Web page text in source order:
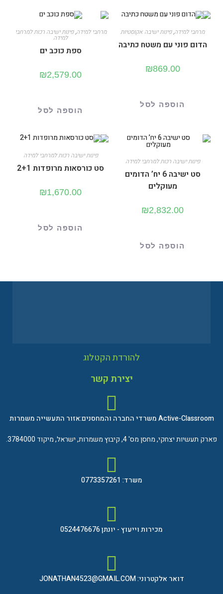
מרחבי למידה,פינות ישיבה אקוסטיות
הדום פוני עם משטח כתיבה
₪869.00
הוספה לסל
מרחבי למידה,פינות ישיבה רכות למרחבי
למידה
ספת כוכב ים
₪2,579.00
הוספה לסל
פינות ישיבה רכות למרחבי למידה
סט ישיבה 6 יח’ הדומים
מעוקלים
₪2,832.00
הוספה לסל
פינות ישיבה רכות למרחבי למידה
סט כורסאות מרופדות 2+1
₪1,670.00
הוספה לסל
להורדת הקטלוג
יצירת קשר
Active-Classroom משרדי החברה והמחסנים:אזור התעשייה משמרות
פארק תעשיות יצחקי, מחסן מס' 4, קיבוץ משמרות, ישראל, מיקוד 3784000.
משרד: 0773357261
מכירות וייעוץ - יונתן 0524476676
דואר אלקטרוני: JONATHAN4523@GMAIL.COM